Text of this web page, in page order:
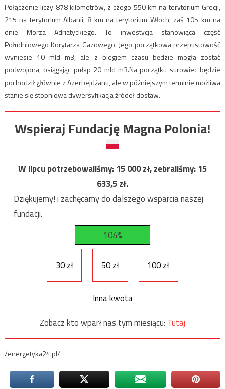
Połączenie liczy 878 kilometrów, z czego 550 km na terytorium Grecji,
215 na terytorium Albanii, 8 km na terytorium Włoch, zaś 105 km na
dnie Morza Adriatyckiego. To inwestycja stanowiąca część
Południowego Korytarza Gazowego. Jego początkowa przepustowość
wyniesie 10 mld m3, ale z biegiem czasu będzie mogła zostać
podwojona, osiągając pułap 20 mld m3.Na początku surowiec będzie
pochodził głównie z Azerbejdżanu, ale w późniejszym terminie możliwa
stanie się stopniowa dywersyfikacja źródeł dostaw.
Wspieraj Fundację Magna Polonia!
W lipcu potrzebowaliśmy:15 000zł, zebraliśmy:15
633,5zł.
Dziękujemy! i zachęcamy do dalszego wsparcia naszej
fundacji.
104%
30 zł 50 zł 100 zł
Inna kwota
Zobacz kto wparł nas tym miesiącu: Tutaj
/energetyka24.pl/